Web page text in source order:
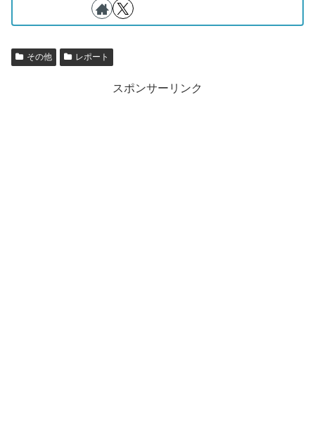
その他 レポート
スポンサーリンク